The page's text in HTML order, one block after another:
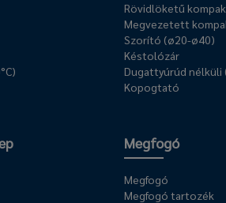
Rövidlöketű
Megvezetett
Szorító (ø20-ø40)
Késtolózár
Dugattyúrúd nélküli
Kopogtató
Megfogó
Megfogó
Megfogó tartozék